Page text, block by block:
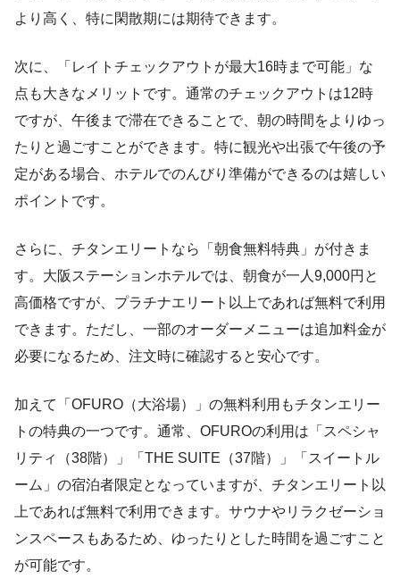
より高く、特に閑散期には期待できます。
次に、「レイトチェックアウトが最大16時まで可能」な
点も大きなメリットです。通常のチェックアウトは12時
ですが、午後まで滞在できることで、朝の時間をよりゆっ
たりと過ごすことができます。特に観光や出張で午後の予
定がある場合、ホテルでのんびり準備ができるのは嬉しい
ポイントです。
さらに、チタンエリートなら「朝食無料特典」が付きま
す。大阪ステーションホテルでは、朝食が一人9,000円と
高価格ですが、プラチナエリート以上であれば無料で利用
できます。ただし、一部のオーダーメニューは追加料金が
必要になるため、注文時に確認すると安心です。
加えて「OFURO（大浴場）」の無料利用もチタンエリー
トの特典の一つです。通常、OFUROの利用は「スペシャ
リティ（38階）」「THE SUITE（37階）」「スイートル
ーム」の宿泊者限定となっていますが、チタンエリート以
上であれば無料で利用できます。サウナやリラクゼーショ
ンスペースもあるため、ゆったりとした時間を過ごすこと
が可能です。